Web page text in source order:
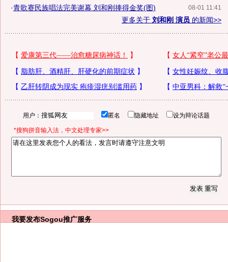
08-01 11:41
·青歌赛民族唱法完美谢幕 刘和刚捧得金奖(图)
更多关于 刘和刚 演员 的新闻>>
用户： 匿名 隐藏地址 设为辩论话题
*搜狗拼音输入法，中文处理专家>>
我要发布Sogou推广服务